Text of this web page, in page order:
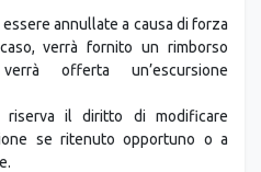
annullate a causa di forza
verrà fornito un rimborso
offerta un’escursione
riserva il diritto di modificare
se ritenuto opportuno o a